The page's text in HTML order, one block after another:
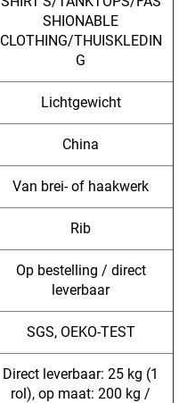
SHIONABLE
CLOTHING/THUISKLEDIN
G
Lichtgewicht
China
Van brei- of haakwerk
Rib
Op bestelling / direct
leverbaar
SGS, OEKO-TEST
Direct leverbaar: 25 kg (1
rol), op maat: 200 kg /